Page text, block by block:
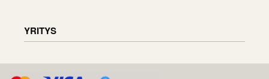
Tilauksen tila
Arvostelut
YRITYS
Tietoa meistä